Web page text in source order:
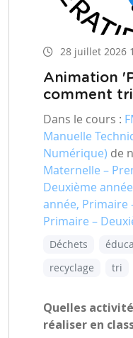
28 juillet 2026
Animation
comment
Dans le cours :
Manuelle
Numérique) de
Maternelle –
Deuxième
année, Primaire
Primaire –
Déchets
recyclage
tri
Quelles
réaliser en